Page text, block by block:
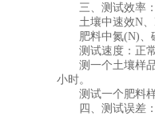
三、测试效率
土壤中速效N、P
肥料中氮(N)、磷
测试速度：正常
测一个土壤样品
小时。
测试一个肥料样
四、测试误差